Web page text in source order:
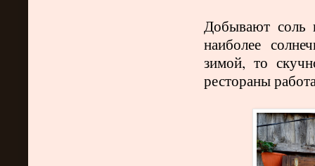
Добывают соль
наиболее
зимой, то
рестораны